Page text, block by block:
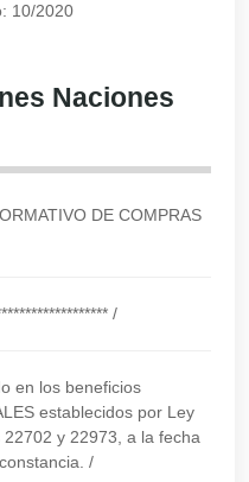
10/2020
Naciones
DE COMPRAS
/
en los beneficios
establecidos por Ley
y 22973, a la fecha
/